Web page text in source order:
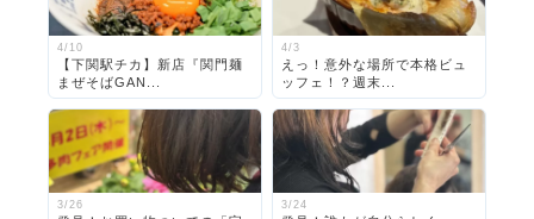
4/10
【下関駅チカ】新店『関門麺
まぜそばGAN...
4/3
えっ！意外な場所で本格ビュ
ッフェ！？週末...
3/26 3/24